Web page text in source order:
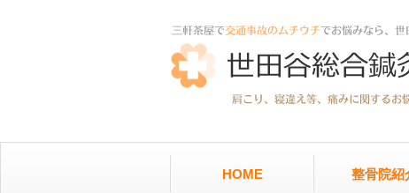
HOME 整骨院紹